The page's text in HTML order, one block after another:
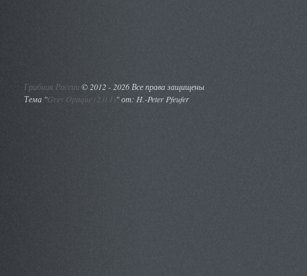
Грибник России ©2012 - 2026 Все права защищены
Тема "Grey Opaque (2.0.1)" от: H.-Peter Pfeufer